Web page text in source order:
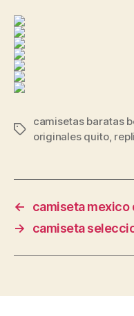
Etiquetas
camisetas baratas
originales quito,
←
camiseta mexico
→
camiseta